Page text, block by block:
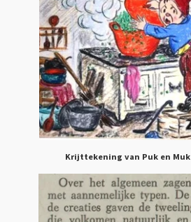
Krijttekening van Puk en Muk